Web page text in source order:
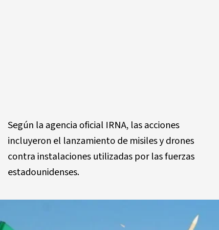
Según la agencia oficial IRNA, las acciones
incluyeron el lanzamiento de misiles y drones
contra instalaciones utilizadas por las fuerzas
estadounidenses.